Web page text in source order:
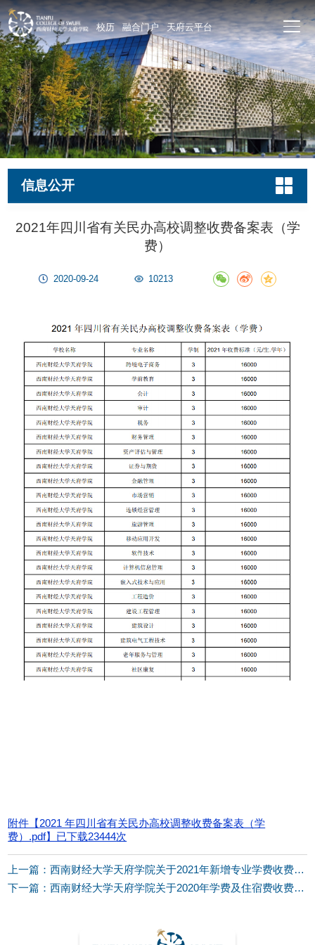
校历 融合门户 天府云平台
信息公开
2021年四川省有关民办高校调整收费备案表（学
费）
2020-09-24 10213
附件【2021 年四川省有关民办高校调整收费备案表（学
费）.pdf】已下载23444次
上一篇：西南财经大学天府学院关于2021年新增专业学费收费备案情况公示
下一篇：西南财经大学天府学院关于2020年学费及住宿费收费备案情况公示